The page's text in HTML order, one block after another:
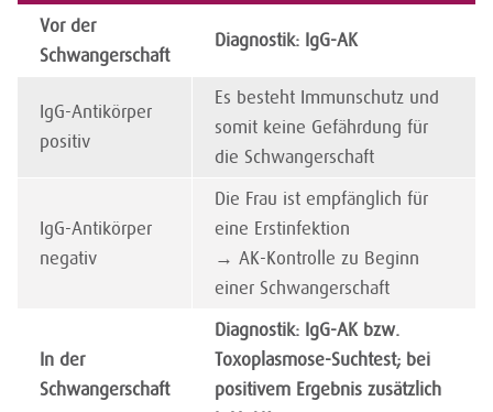
Vor der
Schwangerschaft
Diagnostik: IgG-AK
IgG-Antikörper
positiv
Es besteht Immunschutz und
somit keine Gefährdung für
die Schwangerschaft
IgG-Antikörper
negativ
Die Frau ist empfänglich für
eine Erstinfektion
→ AK-Kontrolle zu Beginn
einer Schwangerschaft
In der
Schwangerschaft
Diagnostik: IgG-AK bzw.
Toxoplasmose-Suchtest; bei
positivem Ergebnis zusätzlich